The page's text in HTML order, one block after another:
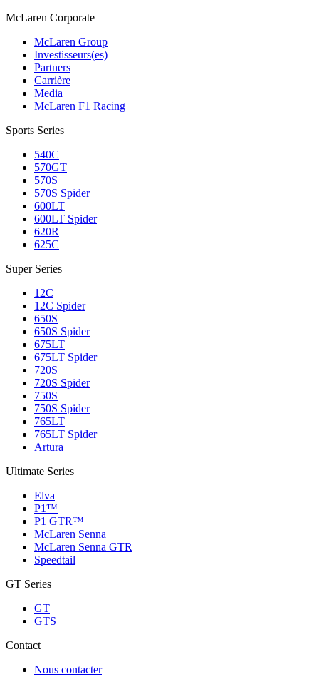
McLaren Corporate
McLaren Group
Investisseurs(es)
Partners
Carrière
Media
McLaren F1 Racing
Sports Series
540C
570GT
570S
570S Spider
600LT
600LT Spider
620R
625C
Super Series
12C
12C Spider
650S
650S Spider
675LT
675LT Spider
720S
720S Spider
750S
750S Spider
765LT
765LT Spider
Artura
Ultimate Series
Elva
P1™
P1 GTR™
McLaren Senna
McLaren Senna GTR
Speedtail
GT Series
GT
GTS
Contact
Nous contacter